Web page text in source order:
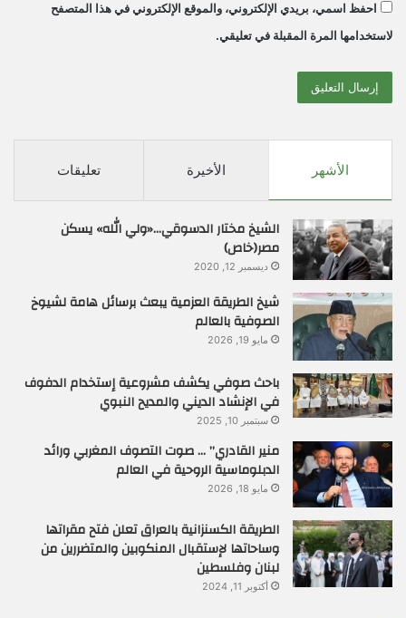
احفظ اسمي، بريدي الإلكتروني، والموقع الإلكتروني في هذا المتصفح
لاستخدامها المرة المقبلة في تعليقي.
الأشهر الأخيرة تعليقات
الشيخ مختار الدسوقي…«ولي الله» يسكن
مصر(خاص)
ديسمبر 12, 2020
شيخ الطريقة العزمية يبعث برسائل هامة لشيوخ
الصوفية بالعالم
مايو 19, 2026
باحث صوفي يكشف مشروعية إستخدام الدفوف
في الإنشاد الديني والمديح النبوي
سبتمبر 10, 2025
منير القادري” … صوت التصوف المغربي ورائد
الدبلوماسية الروحية في العالم
مايو 18, 2026
الطريقة الكسنزانية بالعراق تعلن فتح مقراتها
وساحاتها لإستقبال المنكوبين والمتضررين من
لبنان وفلسطين
أكتوبر 11, 2024